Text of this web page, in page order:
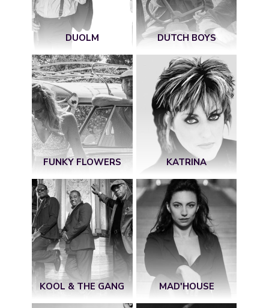
DUOLM DUTCH BOYS
FUNKY FLOWERS KATRINA
KOOL & THE GANG MAD'HOUSE